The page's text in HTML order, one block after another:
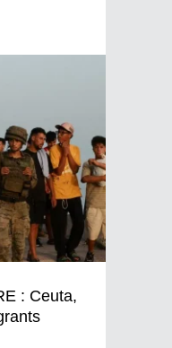
: Ceuta,